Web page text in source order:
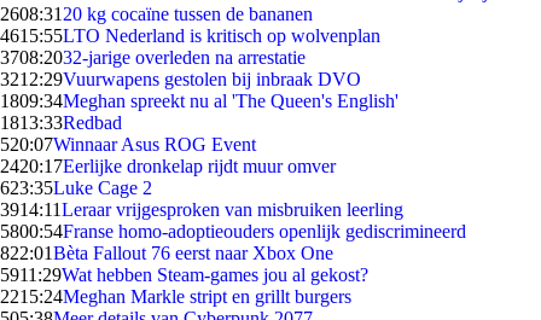
2608:31 20 kg cocaïne tussen de bananen
4615:55LTO Nederland is kritisch op wolvenplan
3708:2032-jarige overleden na arrestatie
3212:29Vuurwapens gestolen bij inbraak DVO
1809:34Meghan spreekt nu al 'The Queen's English'
1813:33Redbad
520:07Winnaar Asus ROG Event
2420:17Eerlijke dronkelap rijdt muur omver
623:35Luke Cage 2
3914:11Leraar vrijgesproken van misbruiken leerling
5800:54Franse homo-adoptieouders openlijk gediscrimineerd
822:01Bèta Fallout 76 eerst naar Xbox One
5911:29Wat hebben Steam-games jou al gekost?
2215:24Meghan Markle stript en grillt burgers